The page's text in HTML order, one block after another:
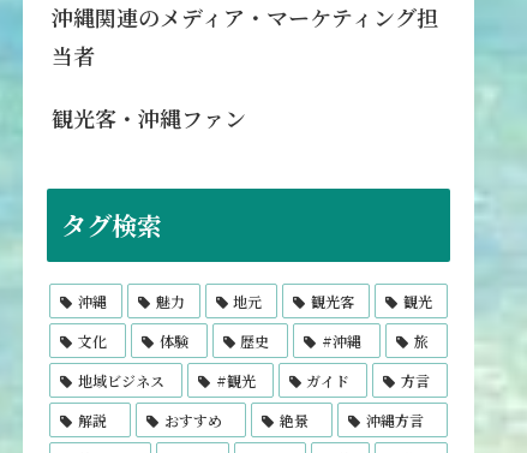
沖縄関連のメディア・マーケティング担
当者
観光客・沖縄ファン
タグ検索
沖縄 魅力 地元 観光客
観光
文化
体験 歴史 #沖縄
旅
地域ビジネス
#観光 ガイド
方言
解説
おすすめ 絶景
沖縄方言